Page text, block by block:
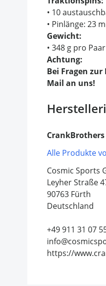
• 10
• Pinlänge: 23
Gewicht:
• 348 g pro
Achtung:
Bei Fragen
Mail an uns!
CrankBrothers
Alle Produkte
Cosmic Sports
Leyher Straße
90763 Fürth
Deutschland
+49 911 31 07
https://